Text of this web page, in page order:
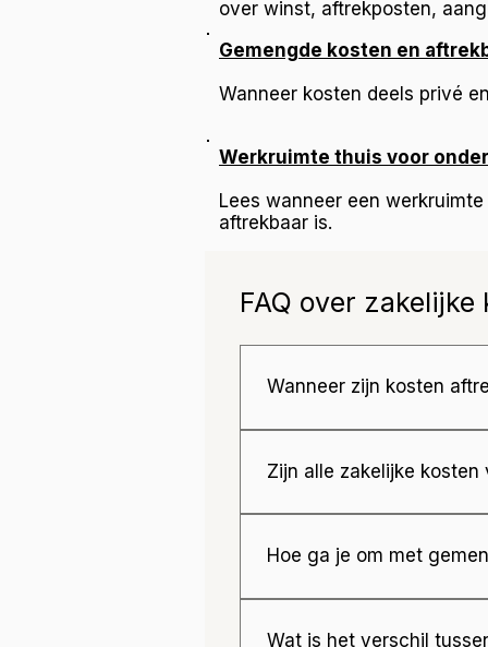
over winst, aftrekposten,
Gemengde kosten en
Wanneer kosten deels privé
Werkruimte thuis voor
Lees wanneer een
aftrekbaar is.
FAQ over zakelijke
Wanneer zijn kosten
fiscale beperking vallen.
Zijn alle zakelijke
Hoe ga je om met
Wat is het verschil